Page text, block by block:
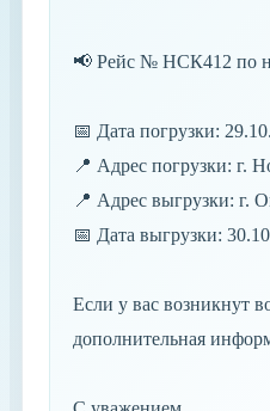
📢 Рейс № НСК412 по
📅 Дата погрузки:
📍 Адрес погрузки: г.
📍 Адрес выгрузки: г.
📅 Дата выгрузки:
Если у вас возникнут
дополнительная